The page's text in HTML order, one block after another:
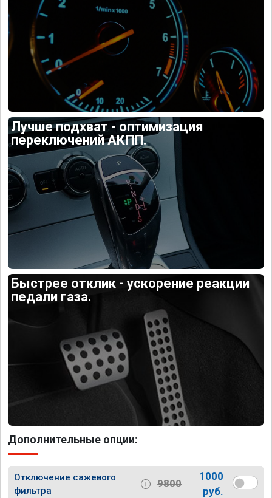
Лучше подхват - оптимизация
переключений АКПП.
Быстрее отклик - ускорение реакции
педали газа.
Дополнительные опции:
Отключение сажевого
фильтра
9800
1000
руб.